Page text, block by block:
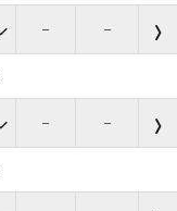
– –
– –